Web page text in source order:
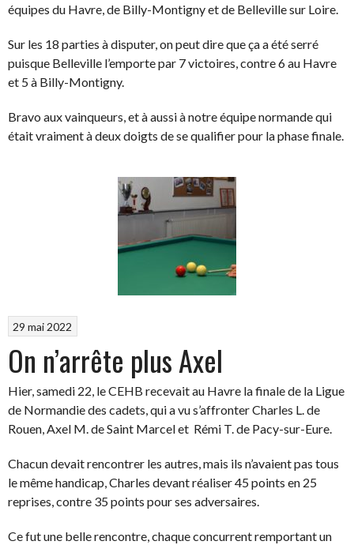
équipes du Havre, de Billy-Montigny et de Belleville sur Loire.
Sur les 18 parties à disputer, on peut dire que ça a été serré
puisque Belleville l’emporte par 7 victoires, contre 6 au Havre
et 5 à Billy-Montigny.
Bravo aux vainqueurs, et à aussi à notre équipe normande qui
était vraiment à deux doigts de se qualifier pour la phase finale.
29 mai 2022
On n’arrête plus Axel
Hier, samedi 22, le CEHB recevait au Havre la finale de la Ligue
de Normandie des cadets, qui a vu s’affronter Charles L. de
Rouen, Axel M. de Saint Marcel et Rémi T. de Pacy-sur-Eure.
Chacun devait rencontrer les autres, mais ils n’avaient pas tous
le même handicap, Charles devant réaliser 45 points en 25
reprises, contre 35 points pour ses adversaires.
Ce fut une belle rencontre, chaque concurrent remportant un